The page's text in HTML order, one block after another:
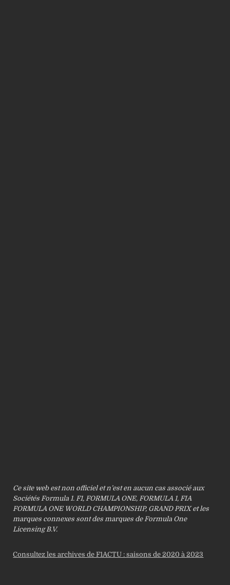
Ce site web est non officiel et n’est en aucun cas associé aux
Sociétés Formula 1. F1, FORMULA ONE, FORMULA 1, FIA
FORMULA ONE WORLD CHAMPIONSHIP, GRAND PRIX et les
marques connexes sont des marques de Formula One
Licensing B.V.
Consultez les archives de F1ACTU : saisons de 2020 à 2023